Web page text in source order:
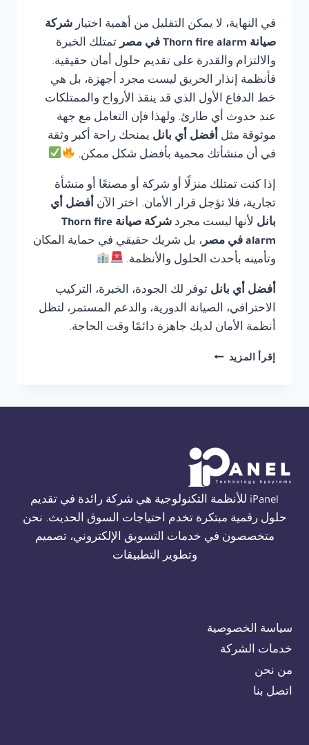
في النهاية، لا يمكن التقليل من أهمية اختيار شركة
صيانة Thorn fire alarm في مصر
تمتلك الخبرة
والالتزام والقدرة على تقديم حلول أمان حقيقية.
فأنظمة إنذار الحريق ليست مجرد أجهزة، بل هي
خط الدفاع الأول الذي قد ينقذ الأرواح والممتلكات
عند حدوث أي طارئ. ولهذا فإن التعامل مع جهة
موثوقة مثل أفضل أي بانل يمنحك راحة أكبر وثقة
في أن منشأتك محمية بأفضل شكل ممكن.
إذا كنت تمتلك منزلًا أو شركة أو مصنعًا أو منشأة
تجارية، فلا تؤجل قرار الأمان. اختر الآن أفضل أي
بانل لأنها ليست مجرد
شركة صيانة Thorn fire
alarm في مصر
، بل شريك حقيقي في حماية المكان
وتأمينه بأحدث الحلول والأنظمة.
أفضل أي بانل توفر لك الجودة، الخبرة، التركيب
الاحترافي، الصيانة الدورية، والدعم المستمر، لتظل
أنظمة الأمان لديك جاهزة دائمًا وقت الحاجة.
إقرأ المزيد شركة
01554305486
iPanel للأنظمة التكنولوجية هي شركة رائدة في تقديم
حلول رقمية مبتكرة تخدم احتياجات السوق الحديث. نحن
متخصصون في خدمات التسويق الإلكتروني، تصميم
وتطوير التطبيقات
سياسة الخصوصية
خدمات الشركة
من نحن
اتصل بنا